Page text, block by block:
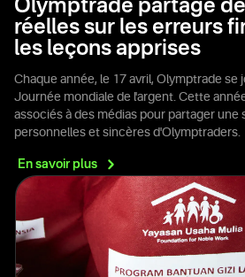
Olymptrade partage
réelles sur les erreurs
les leçons apprises
Chaque année, le 17 avril, Olymptrade se
Journée mondiale de l'argent. Cette
associés à des médias pour partager une
personnelles et sincères d'Olymptraders.
En savoirplus